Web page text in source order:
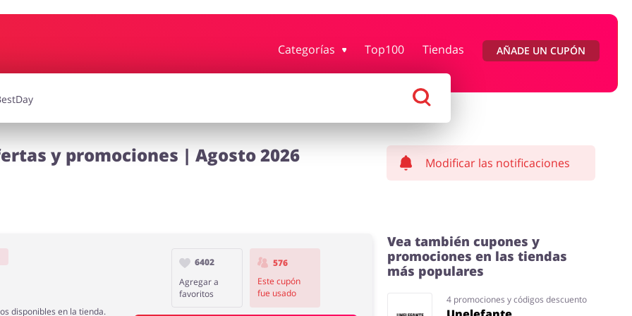
Categorías Top100 Tiendas AÑADE UN CUPÓN
Moda Megatiendas
y promociones | Agosto 2026 Modificar las notificaciones
disponibles en la tienda.
6402
Agregar a
favoritos
576
Este cupón
fue usado
Vea también cupones y
promociones en las tiendas
más populares
4 promociones y códigos descuento